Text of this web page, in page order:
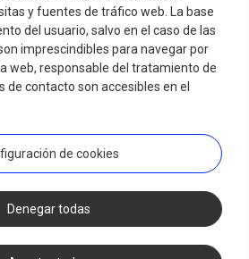
y fuentes de tráfico web. La base
del usuario, salvo en el caso de las
imprescindibles para navegar por
web, responsable del tratamiento de
de contacto son accesibles en el
de cookies
Denegar todas